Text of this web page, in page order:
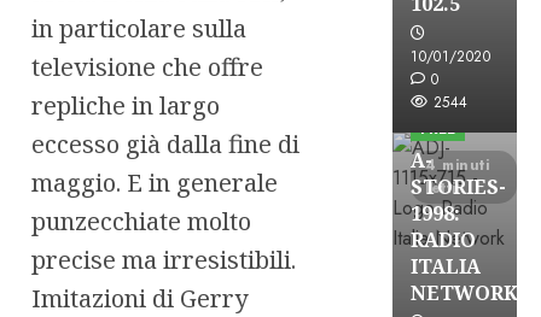
in particolare sulla
televisione che offre
repliche in largo
eccesso già dalla fine di
maggio. E in generale
punzecchiate molto
precise ma irresistibili.
Imitazioni di Gerry
10/01/2020
0
2544
4 minuti
letti
A-Stories
Formazione
FREE
A-
STORIES-
1998:
RADIO
ITALIA
NETWORK
A-Stories